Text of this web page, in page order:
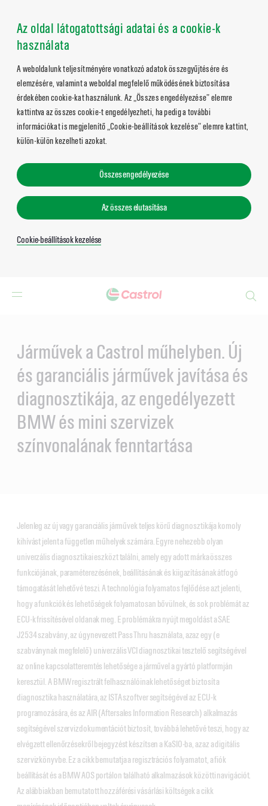
Az oldal látogatottsági adatai és a cookie-k
használata
A weboldalunk teljesítményére vonatkozó adatok összegyűjtésére és
elemzésére, valamint a weboldal megfelelő működésének biztosítása
érdekében cookie-kat használunk. Az „Összes engedélyezése” elemre
kattintva az összes cookie-t engedélyezheti, ha pedig a további
információkat is megjelenítő „Cookie-beállítások kezelése” elemre kattint,
külön-külön kezelheti azokat.
Összes engedélyezése
Az összes elutasítása
Cookie-beállítások kezelése
Járművek a Castrol műhelyben. Új
és garanciális járművek javítása és
diagnosztikája, az engedélyezett
BMW és mini szervizek
színvonalának fenntartása
Jelenleg az új vagy garanciális járművek teljes körű diagnosztikája komoly
kihívást jelent a független műhelyek számára. Egyre nehezebb olyan
univerzális diagnosztikai eszközt találni, amely egy adott márka összes
funkciójának, paraméterezésének, beállításának és kiigazításának átfogó
támogatását lehetővé teszi. A technológia folyamatos fejlődése azt jelenti,
hogy a funkciók és lehetőségek folyamatosan bővülnek, és sok problémát az
ECU-k frissítésével oldanak meg. E problémákra nyújt megoldást a SAE
J2534 szabvány, az úgynevezett Pass Thru használata, azaz egy (e
szabványnak megfelelő) univerzális VCI diagnosztikai tesztelő segítségével
az online kapcsolatteremtés lehetősége a járművel a gyártó platformján
keresztül. A BMW regisztrált felhasználóinak lehetőséget biztosít a
diagnosztika használatára, az ISTA szoftver segítségével az ECU-k
programozására, és az AIR (Aftersales Information Research) alkalmazás
segítségével szervizdokumentációt biztosít, továbbá lehetővé teszi, hogy az
elvégzett ellenőrzésekről bejegyzést készítsen a KaSIO-ba, azaz a digitális
szervizkönyvbe. Ez a cikk bemutatja a regisztrációs folyamatot, a fiók
beállítását és a BMW AOS portálon található alkalmazások közötti navigációt.
Az alábbiakban bemutatott hozzáférési vásárlási költségek a cikk